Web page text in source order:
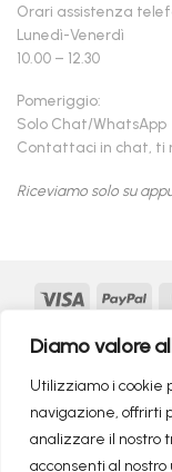
Diamo valore
Utilizziamo i cookie
navigazione, offrirti
analizzare il nostro
acconsenti al
Orari assistenza
Lunedì-Venerdì
10.00 – 12.30
Pomeriggio:
Solo Chat/WhatsApp
Contattaci in chat, ti
Riceviamo solo su
Visa
Google
Copyright 2026